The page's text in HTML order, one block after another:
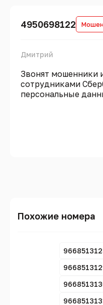
4950698122
Дмитрий
Звонят мошенники
сотрудниками
персональные
Похожие номера